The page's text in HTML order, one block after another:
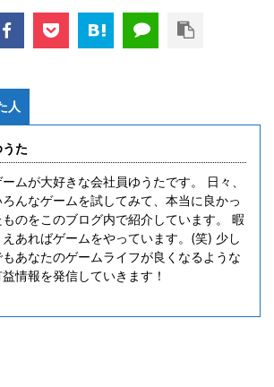
人
うた
ムが大好きな会社員ゆうたです。 日々、
ろんなゲームを試してみて、本当に良かっ
ものをこのブログ内で紹介しています。 暇
えあればゲームをやっています。(笑) 少し
もあなたのゲームライフが良くなるような
情報を発信していきます！